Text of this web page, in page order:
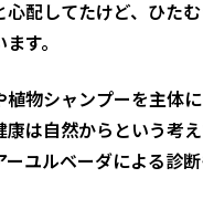
配してたけど、ひた
す。
植物シャンプーを主体
康は自然からという考
ユルベーダによる診断